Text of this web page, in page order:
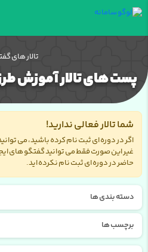
تالار های
پست های تالار آموزش طرز
شما تالار فعالی ندارید!
اگر در دوره ای ثبت نام کرده باشید، می
غیر این صورت فقط می توانید گفتگو های
حاضر در دوره ای ثبت نام نکرده اید.
دسته بندی ها
برچسب ها